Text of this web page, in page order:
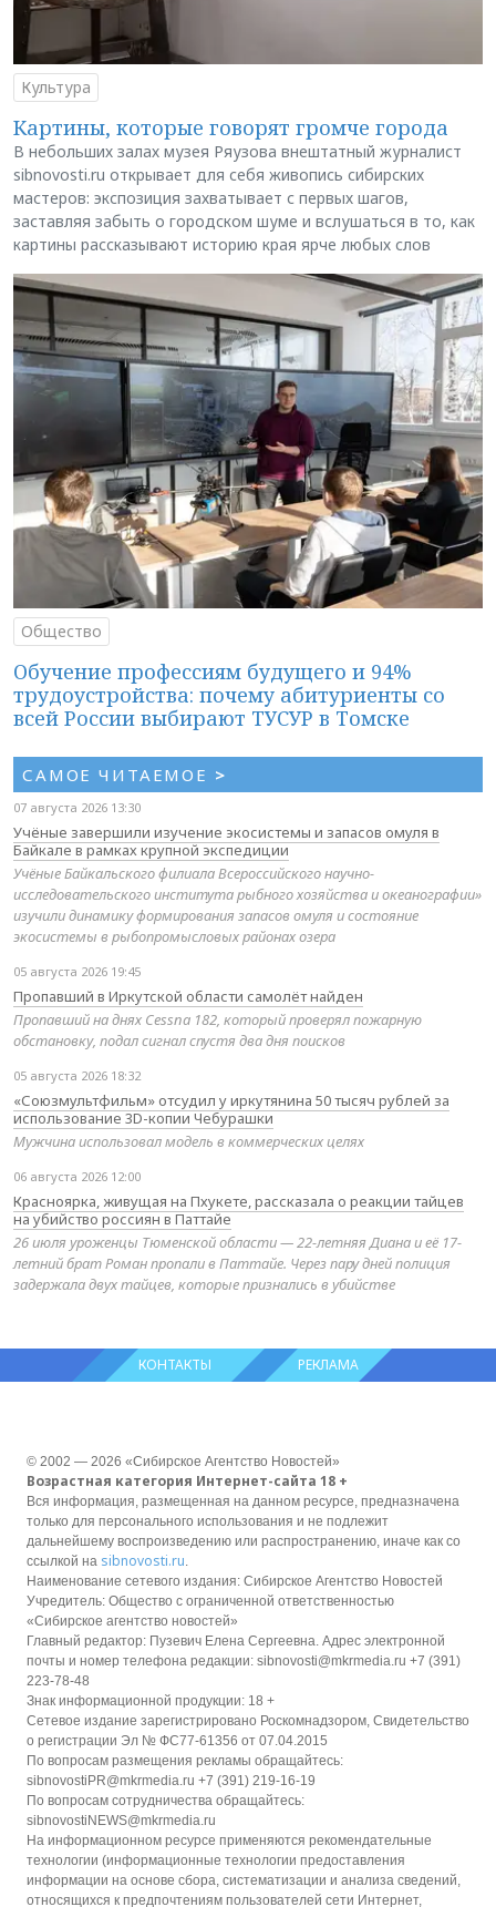
Культура
Картины, которые говорят громче города
В небольших залах музея Ряузова внештатный журналист
sibnovosti.ru открывает для себя живопись сибирских
мастеров: экспозиция захватывает с первых шагов,
заставляя забыть о городском шуме и вслушаться в то, как
картины рассказывают историю края ярче любых слов
Общество
Обучение профессиям будущего и 94%
трудоустройства: почему абитуриенты со
всей России выбирают ТУСУР в Томске
САМОЕ ЧИТАЕМОЕ >
07 августа 2026 13:30
Учёные завершили изучение экосистемы и запасов омуля в
Байкале в рамках крупной экспедиции
Учёные Байкальского филиала Всероссийского научно-
исследовательского института рыбного хозяйства и океанографии»
изучили динамику формирования запасов омуля и состояние
экосистемы в рыбопромысловых районах озера
05 августа 2026 19:45
Пропавший в Иркутской области самолёт найден
Пропавший на днях Cessna 182, который проверял пожарную
обстановку, подал сигнал спустя два дня поисков
05 августа 2026 18:32
«Союзмультфильм» отсудил у иркутянина 50 тысяч рублей за
использование 3D-копии Чебурашки
Мужчина использовал модель в коммерческих целях
06 августа 2026 12:00
Красноярка, живущая на Пхукете, рассказала о реакции тайцев
на убийство россиян в Паттайе
26 июля уроженцы Тюменской области — 22-летняя Диана и её 17-
летний брат Роман пропали в Паттайе. Через пару дней полиция
задержала двух тайцев, которые признались в убийстве
КОНТАКТЫ РЕКЛАМА
© 2002 — 2026 «Сибирское Агентство Новостей»
Возрастная категория Интернет-сайта 18 +
Вся информация, размещенная на данном ресурсе, предназначена
только для персонального использования и не подлежит
дальнейшему воспроизведению или распространению, иначе как со
ссылкой на sibnovosti.ru
Наименование сетевого издания: Сибирское Агентство Новостей
Учредитель: Общество с ограниченной ответственностью
«Сибирское агентство новостей»
Главный редактор: Пузевич Елена Сергеевна. Адрес электронной
почты и номер телефона редакции: sibnovosti@mkrmedia.ru +7 (391)
223-78-48
Знак информационной продукции: 18 +
Сетевое издание зарегистрировано Роскомнадзором, Свидетельство
о регистрации Эл № ФС77-61356 от 07.04.2015
По вопросам размещения рекламы обращайтесь:
sibnovostiPR@mkrmedia.ru +7 (391) 219-16-19
По вопросам сотрудничества обращайтесь:
sibnovostiNEWS@mkrmedia.ru
На информационном ресурсе применяются рекомендательные
технологии (информационные технологии предоставления
информации на основе сбора, систематизации и анализа сведений,
относящихся к предпочтениям пользователей сети Интернет,